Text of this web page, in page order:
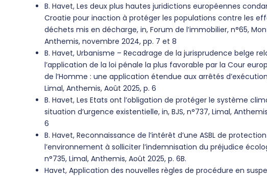
B. Havet, Les deux plus hautes juridictions européennes
Croatie pour inaction à protéger les populations contre les
déchets mis en décharge, in, Forum de l’immobilier, n°65,
Anthemis, novembre 2024, pp. 7 et 8
B. Havet, Urbanisme – Recadrage de la jurisprudence belge
l’application de la loi pénale la plus favorable par la Cour
de l’Homme : une application étendue aux arrêtés
Limal, Anthemis, Août 2025, p. 6
B. Havet, Les Etats ont l’obligation de protéger le système
situation d’urgence existentielle, in, BJS, n°737, Limal,
6
B. Havet, Reconnaissance de l’intérêt d’une ASBL de
l’environnement à solliciter l’indemnisation du préjudice
n°735, Limal, Anthemis, Août 2025, p. 6B.
Havet, Application des nouvelles règles de procédure en